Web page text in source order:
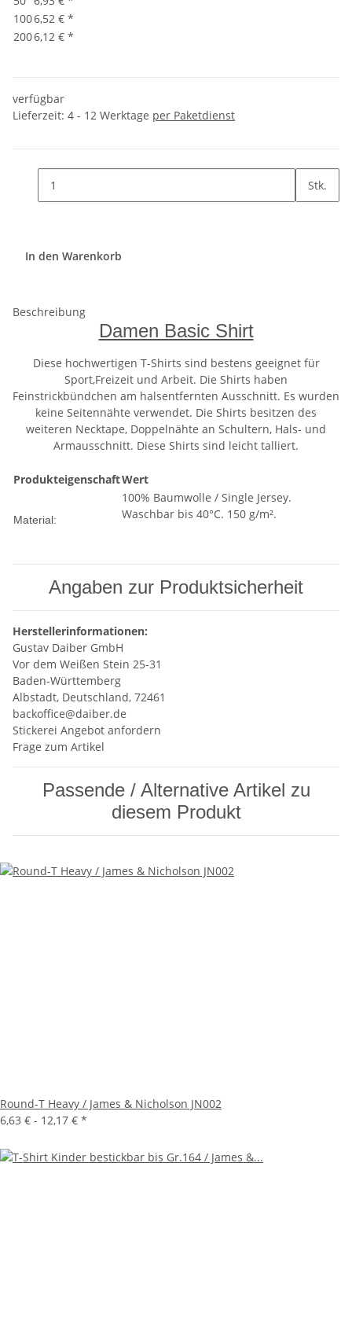
1006,52 € *
2006,12 € *
verfügbar
Lieferzeit: 4 - 12 Werktage per Paketdienst
Stk.
In den Warenkorb
Beschreibung
Damen Basic Shirt
Diese hochwertigen T-Shirts sind bestens geeignet für
Sport,Freizeit und Arbeit. Die Shirts haben
Feinstrickbündchen am halsentfernten Ausschnitt. Es wurden
keine Seitennähte verwendet. Die Shirts besitzen des
weiteren Necktape, Doppelnähte an Schultern, Hals- und
Armausschnitt. Diese Shirts sind leicht talliert.
ProdukteigenschaftWert
Material:
100% Baumwolle / Single Jersey.
Waschbar bis 40°C. 150 g/m².
Angaben zur Produktsicherheit
Herstellerinformationen:
Gustav Daiber GmbH
Vor dem Weißen Stein 25-31
Baden-Württemberg
Albstadt, Deutschland, 72461
backoffice@daiber.de
Stickerei Angebot anfordern
Frage zum Artikel
Passende / Alternative Artikel zu
diesem Produkt
Round-T Heavy / James & Nicholson JN002
6,63 € - 12,17 € *